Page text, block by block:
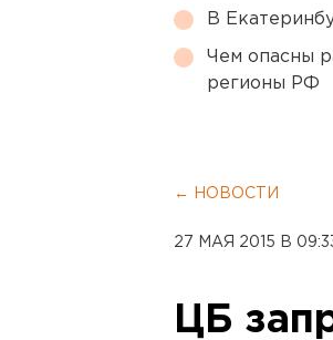
В
Чем опасны
регионы РФ
← НОВОСТИ
27 МАЯ 2015 В
ЦБ